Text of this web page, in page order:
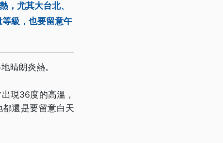
，尤其大台北、
級，也要留意午
晴朗炎熱。
現36度的高溫，
還是要留意白天